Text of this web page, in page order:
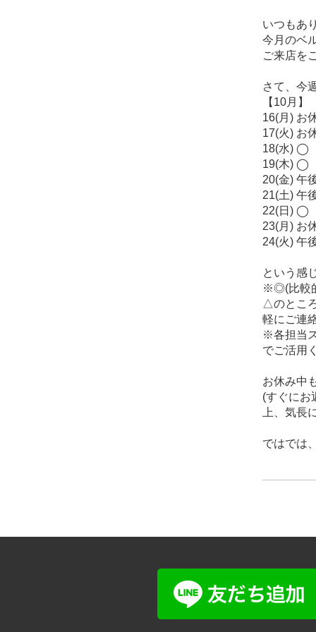
いつもあ
今月のベ
ご来店を
さて、今
【10月】
16(月) お
17(火) お
18(水) ◯
19(木) ◯
20(金) 午
21(土) 午
22(日) ◯
23(月) お
24(火) 午
という感
※◎(比較
△のとこ
軽にご連
※各担当
でご活用
お休み中
(すぐにお
上、気長
ではでは